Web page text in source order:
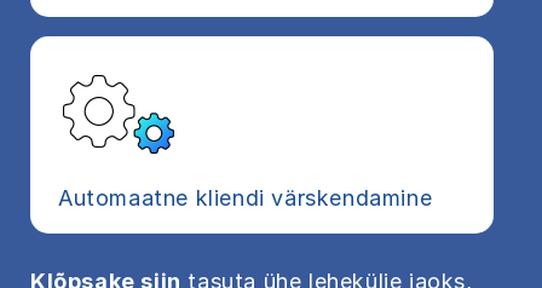
Automaatne kliendi värskendamine
Klõpsake siin tasuta ühe lehekülje jaoks,